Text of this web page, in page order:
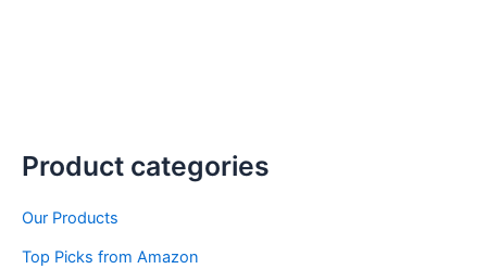
Product categories
Our Products
Top Picks from Amazon